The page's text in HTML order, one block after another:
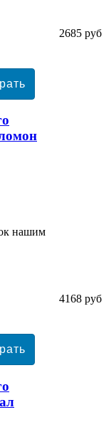
2685 руб
нашим
4168 руб